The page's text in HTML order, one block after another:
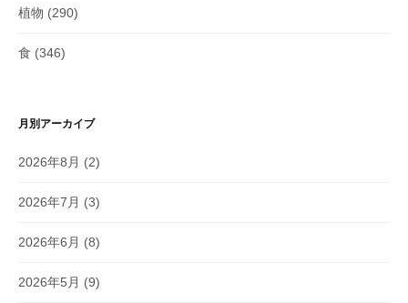
植物 (290)
食 (346)
月別アーカイブ
2026年8月 (2)
2026年7月 (3)
2026年6月 (8)
2026年5月 (9)